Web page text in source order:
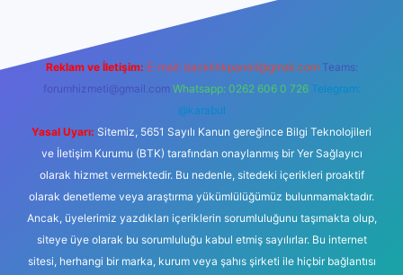
Reklam ve İletişim: E-mail: backlinkpaneli@gmail.com Teams:
forumhizmeti@gmail.com Whatsapp: 0262 606 0 726 Telegram:
@karabul
Yasal Uyarı: Sitemiz, 5651 Sayılı Kanun gereğince Bilgi Teknolojileri
ve İletişim Kurumu (BTK) tarafından onaylanmış bir Yer Sağlayıcı
olarak hizmet vermektedir. Bu nedenle, sitedeki içerikleri proaktif
olarak denetleme veya araştırma yükümlülüğümüz bulunmamaktadır.
Ancak, üyelerimiz yazdıkları içeriklerin sorumluluğunu taşımakta olup,
siteye üye olarak bu sorumluluğu kabul etmiş sayılırlar. Bu internet
sitesi, herhangi bir marka, kurum veya şahıs şirketi ile hiçbir bağlantısı